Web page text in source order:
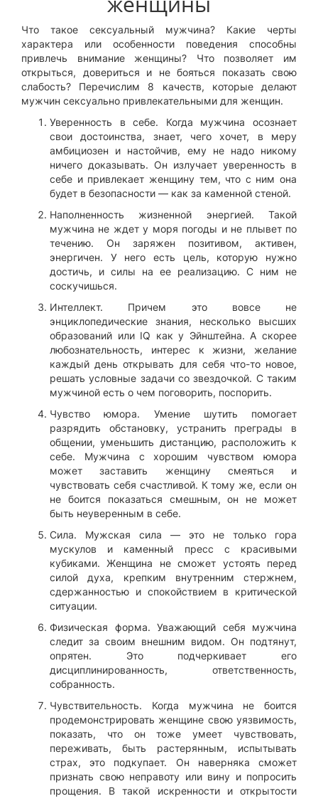
Что такое сексуальный мужчина? Какие черты
характера или особенности поведения способны
привлечь внимание женщины? Что позволяет им
открыться, довериться и не бояться показать свою
слабость? Перечислим 8 качеств, которые делают
мужчин сексуально привлекательными для женщин.
Уверенность в себе. Когда мужчина осознает
свои достоинства, знает, чего хочет, в меру
амбициозен и настойчив, ему не надо никому
ничего доказывать. Он излучает уверенность в
себе и привлекает женщину тем, что с ним она
будет в безопасности — как за каменной стеной.
Наполненность жизненной энергией. Такой
мужчина не ждет у моря погоды и не плывет по
течению. Он заряжен позитивом, активен,
энергичен. У него есть цель, которую нужно
достичь, и силы на ее реализацию. С ним не
соскучишься.
Интеллект. Причем это вовсе не
энциклопедические знания, несколько высших
образований или IQ как у Эйнштейна. А скорее
любознательность, интерес к жизни, желание
каждый день открывать для себя что-то новое,
решать условные задачи со звездочкой. С таким
мужчиной есть о чем поговорить, поспорить.
Чувство юмора. Умение шутить помогает
разрядить обстановку, устранить преграды в
общении, уменьшить дистанцию, расположить к
себе. Мужчина с хорошим чувством юмора
может заставить женщину смеяться и
чувствовать себя счастливой. К тому же, если он
не боится показаться смешным, он не может
быть неуверенным в себе.
Сила. Мужская сила — это не только гора
мускулов и каменный пресс с красивыми
кубиками. Женщина не сможет устоять перед
силой духа, крепким внутренним стержнем,
сдержанностью и спокойствием в критической
ситуации.
Физическая форма. Уважающий себя мужчина
следит за своим внешним видом. Он подтянут,
опрятен. Это подчеркивает его
дисциплинированность, ответственность,
собранность.
Чувствительность. Когда мужчина не боится
продемонстрировать женщине свою уязвимость,
показать, что он тоже умеет чувствовать,
переживать, быть растерянным, испытывать
страх, это подкупает. Он наверняка сможет
признать свою неправоту или вину и попросить
прощения. В такой искренности и открытости